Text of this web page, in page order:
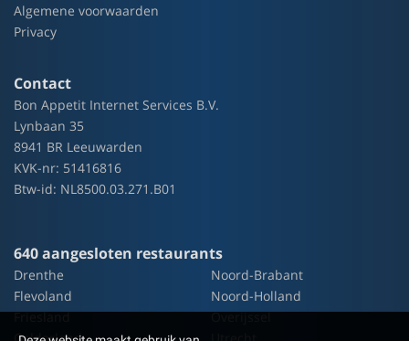
Algemene voorwaarden
Privacy
Contact
Bon Appetit Internet Services B.V.
Lynbaan 35
8941 BR Leeuwarden
KVK-nr: 51416816
Btw-id: NL8500.03.271.B01
640 aangesloten restaurants
Drenthe
Flevoland
Friesland
Noord-Brabant
Noord-Holland
Overijssel